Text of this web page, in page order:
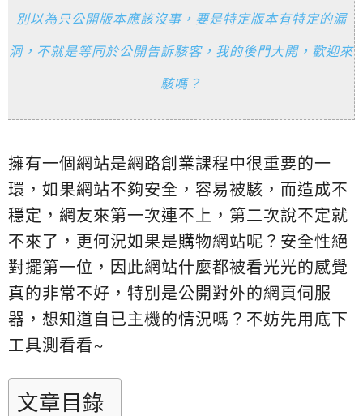
別以為只公開版本應該沒事，要是特定版本有特定的漏
洞，不就是等同於公開告訴駭客，我的後門大開，歡迎來
駭嗎？
擁有一個網站是網路創業課程中很重要的一
環，如果網站不夠安全，容易被駭，而造成不
穩定，網友來第一次連不上，第二次說不定就
不來了，更何況如果是購物網站呢？安全性絕
對擺第一位，因此網站什麼都被看光光的感覺
真的非常不好，特別是公開對外的網頁伺服
器，想知道自已主機的情況嗎？不妨先用底下
工具測看看~
文章目錄